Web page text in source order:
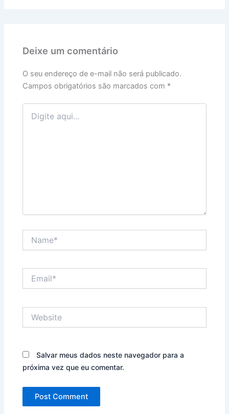
Deixe um comentário
O seu endereço de e-mail não será publicado.
Campos obrigatórios são marcados com *
Digite
aqui...
Salvar meus dados neste navegador para a
próxima vez que eu comentar.